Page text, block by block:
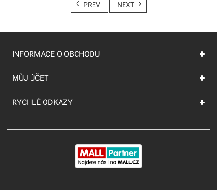
PREV NEXT
INFORMACE O OBCHODU
MŮJ ÚČET
RYCHLÉ ODKAZY